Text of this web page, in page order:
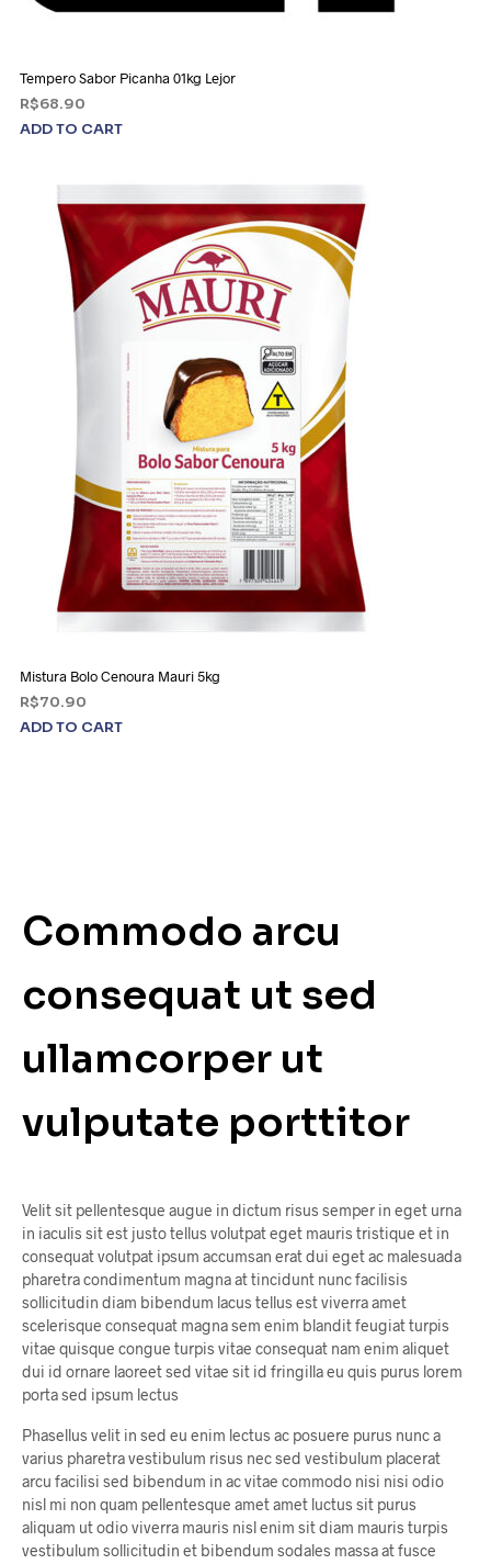
Tempero Sabor Picanha 01kg Lejor
R$68.90
ADD TO CART
Mistura Bolo Cenoura Mauri 5kg
R$70.90
ADD TO CART
Commodo arcu
consequat ut sed
ullamcorper ut
vulputate porttitor
Velit sit pellentesque augue in dictum risus semper in eget urna
in iaculis sit est justo tellus volutpat eget mauris tristique et in
consequat volutpat ipsum accumsan erat dui eget ac malesuada
pharetra condimentum magna at tincidunt nunc facilisis
sollicitudin diam bibendum lacus tellus est viverra amet
scelerisque consequat magna sem enim blandit feugiat turpis
vitae quisque congue turpis vitae consequat nam enim aliquet
dui id ornare laoreet sed vitae sit id fringilla eu quis purus lorem
porta sed ipsum lectus
Phasellus velit in sed eu enim lectus ac posuere purus nunc a
varius pharetra vestibulum risus nec sed vestibulum placerat
arcu facilisi sed bibendum in ac vitae commodo nisi nisi odio
nisl mi non quam pellentesque amet amet luctus sit purus
aliquam ut odio viverra mauris nisl enim sit diam mauris turpis
vestibulum sollicitudin et bibendum sodales massa at fusce